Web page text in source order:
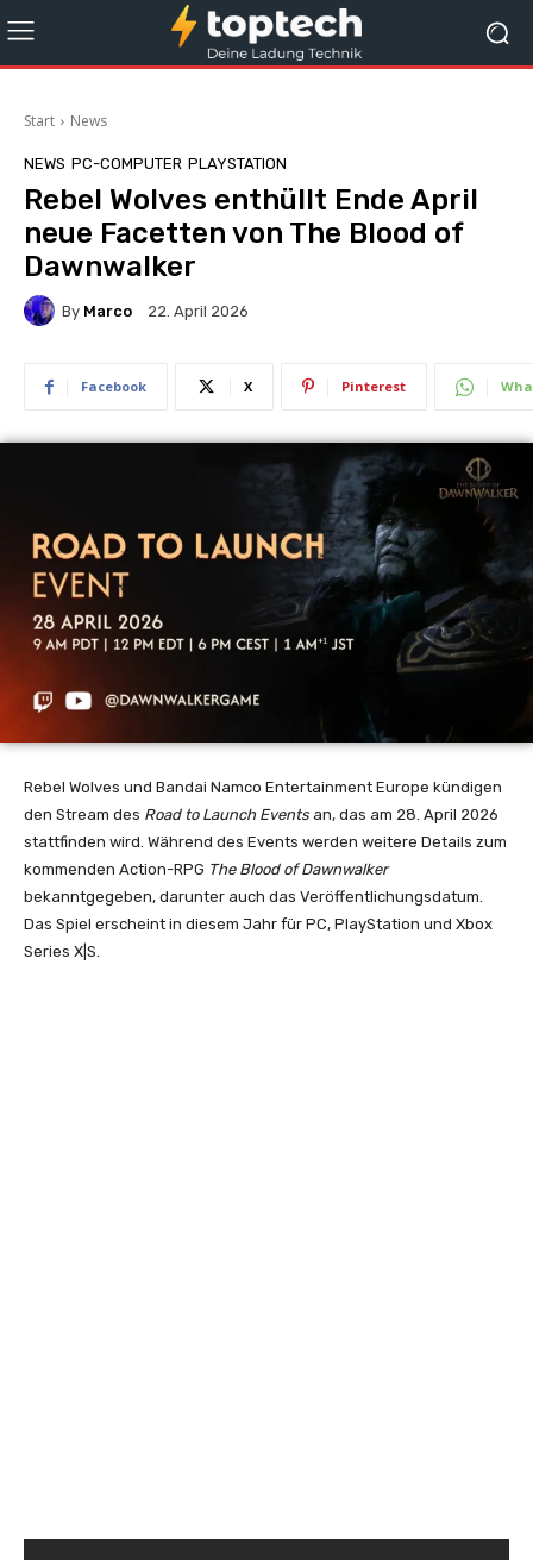
Start News
NEWS PC-COMPUTER PLAYSTATION
Rebel Wolves enthüllt Ende April
neue Facetten von The Blood of
Dawnwalker
By Marco 22. April 2026
Facebook X Pinterest
Rebel Wolves und Bandai Namco Entertainment Europe kündigen
den Stream des Road to Launch Events an, das am 28. April 2026
stattfinden wird. Während des Events werden weitere Details zum
kommenden Action-RPG The Blood of Dawnwalker
bekanntgegeben, darunter auch das Veröffentlichungsdatum.
Das Spiel erscheint in diesem Jahr für PC, PlayStation und Xbox
Series X|S.